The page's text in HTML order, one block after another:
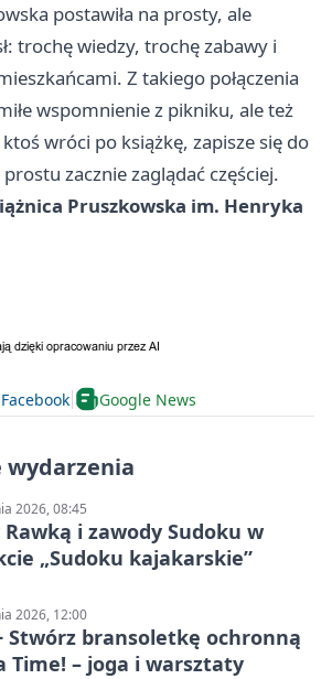
postawiła na prosty, ale
trochę wiedzy, trochę zabawy i
Z takiego połączenia
wspomnienie z pikniku, ale też
wróci po książkę, zapisze się do
zacznie zaglądać częściej.
Pruszkowska im. Henryka
Facebook Google News
wydarzenia
2026, 08:45
Rawką i zawody Sudoku w
„Sudoku kajakarskie”
2026, 12:00
Stwórz bransoletkę ochronną
Time! – joga i warsztaty